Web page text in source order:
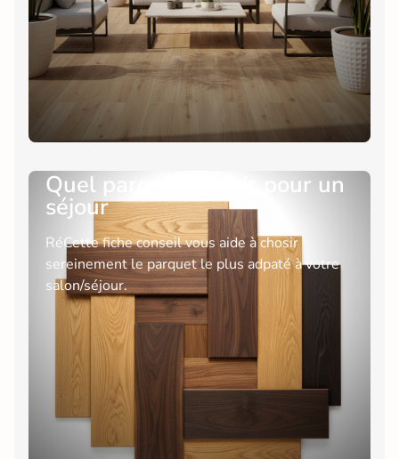
Quel parquet choisir pour un
séjour
RéCette fiche conseil vous aide à chosir
sereinement le parquet le plus adpaté à votre
salon/séjour.